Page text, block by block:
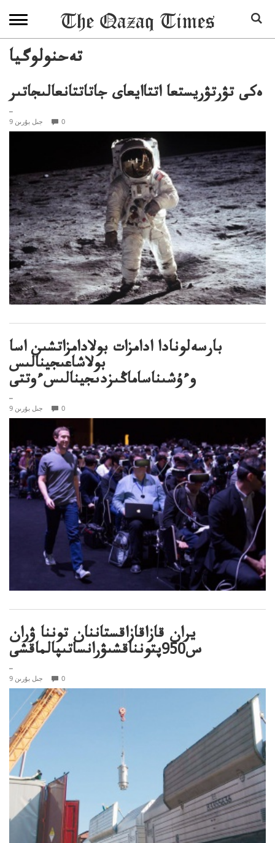
تەحنولوگيا
ەكى تۋرتۋريستعا اتتاايعاى جاتاتتانعالىجاتىر
..
9 جىل بۇرىن 0
بارسەلونادا ادامزات بولادامزاتشىن اسا
بولاشاعىجينالىس
وءۇشىناساماڭىزدىجينالىسءوتتى
..
9 جىل بۇرىن 0
يران قازاقازاقستاننان توننا ۋران
س950پتونناقشىۋرانساتىپالماقشى
..
9 جىل بۇرىن 0